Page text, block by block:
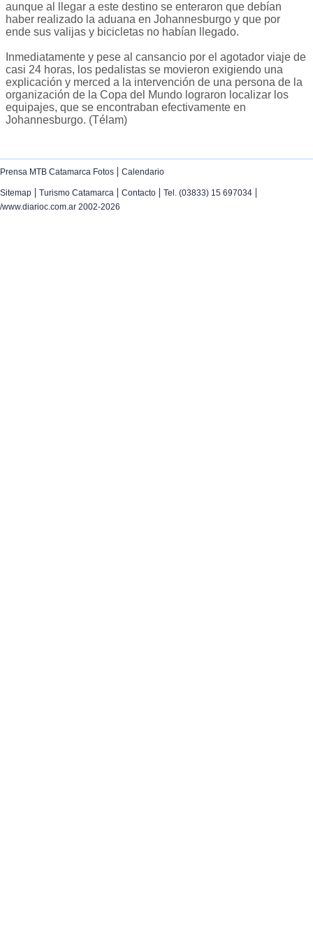
aunque al llegar a este destino se enteraron que debían
haber realizado la aduana en Johannesburgo y que por
ende sus valijas y bicicletas no habían llegado.
Inmediatamente y pese al cansancio por el agotador viaje de
casi 24 horas, los pedalistas se movieron exigiendo una
explicación y merced a la intervención de una persona de la
organización de la Copa del Mundo lograron localizar los
equipajes, que se encontraban efectivamente en
Johannesburgo. (Télam)
Prensa MTB Catamarca Fotos | Calendario
Sitemap | Turismo Catamarca | Contacto | Tel. (03833) 15 697034 |
/www.diarioc.com.ar 2002-2026